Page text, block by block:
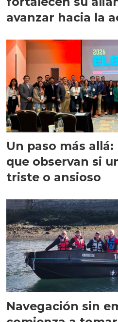
avanzar hacia la
Un paso más
que observan si
triste o ansioso
Navegación sin